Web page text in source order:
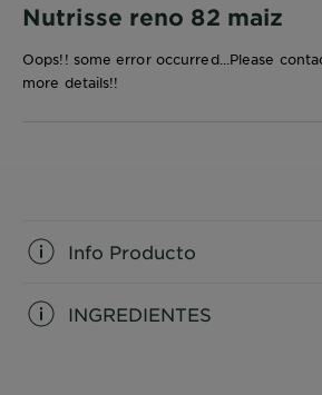
Nutrisse reno 82 maiz
Oops!! some error occurred...Please
more details!!
Info Producto
INGREDIENTES